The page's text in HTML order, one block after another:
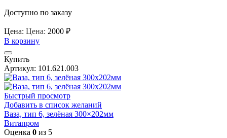
Доступно по заказу
Цена: Цена: 2000 ₽
В корзину
Купить
Артикул: 101.621.003
Быстрый просмотр
Добавить в список желаний
Ваза, тип 6, зелёная 300×202мм
Витапром
Оценка 0 из 5